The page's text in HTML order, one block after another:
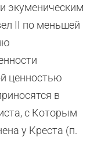
экуменическим
II по меньшей
ценностью
в
с Которым
у Креста (п.